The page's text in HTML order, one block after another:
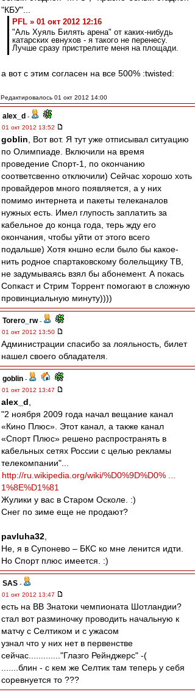
"КБУ"...
PFL » 01 окт 2012 12:16
"Аль Хуяль Билять арена" от каких-нибудь
катарских евнухов - я такого не перенесу.
Лучше сразу пристрелите меня на площади.
а вот с этим согласен на все 500% :twisted:
Редактировалось 01 окт 2012 14:00
alex_d -
01 окт 2012 13:52
goblin , Вот вот. Я тут уже отписывал ситуацию
по Олимпиаде. Включили на время
проведение Спорт-1, по окончанию
соответсвенно отключили) Сейчас хорошо хоть
провайдеров много появляется, а у них
помимо интернета и пакеты телеканалов
нужных есть. Имел глупость заплатить за
кабельное до конца года, терь жду его
окончания, чтобы уйти от этого всего
подальше) Хотя кншно если было бы какое-
нить родное спартаковскому болельщику ТВ,
не задумываясь взял бы абонемент. А покась
Сопкаст и Стрим Торрент помогают в сложную
провинциальную минуту))))
Torero_rw-
01 окт 2012 13:50
Администрации спасибо за лояльность, билет
нашел своего обладателя.
goblin -
01 окт 2012 13:47
alex_d
"2 ноября 2009 года начал вещание канал
«Кино Плюс». Этот канал, а также канал
«Спорт Плюс» решено распространять в
кабельных сетях России с целью рекламы
телекомпании"...
http://ru.wikipedia.org/wiki/%D0%9D%D0% ...
1%8E%D1%81
Жулики у вас в Старом Осколе. :)
Снег по зиме еще не продают?
pavluha32
Не, я в Супонево – БКС ко мне ленится идти.
Но Спорт плюс имеется. :)
SAS -
01 окт 2012 13:47
есть на ВВ Знатоки чемпионата Шотландии?
стал вот разминочку проводить начальную к
матчу с Селтиком и с ужасом
узнал что у них нет в первенстве
сейчас............."Глазго Рейнджерс" -(
.......блин - с кем же Селтик там теперь у себя
соревнуется то ???